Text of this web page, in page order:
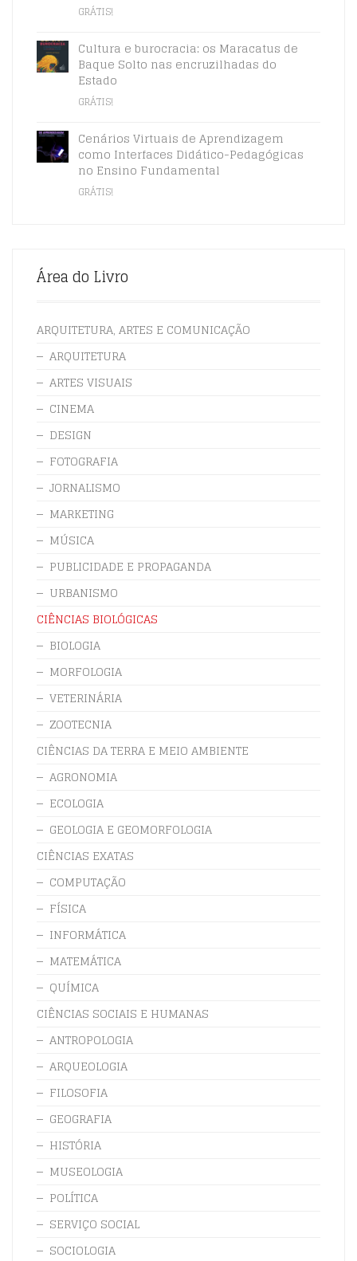
GRÁTIS!
Cultura e burocracia: os Maracatus de
Baque Solto nas encruzilhadas do
Estado
GRÁTIS!
Cenários Virtuais de Aprendizagem
como Interfaces Didático-Pedagógicas
no Ensino Fundamental
GRÁTIS!
Área do Livro
ARQUITETURA, ARTES E COMUNICAÇÃO
ARQUITETURA
ARTES VISUAIS
CINEMA
DESIGN
FOTOGRAFIA
JORNALISMO
MARKETING
MÚSICA
PUBLICIDADE E PROPAGANDA
URBANISMO
CIÊNCIAS BIOLÓGICAS
BIOLOGIA
MORFOLOGIA
VETERINÁRIA
ZOOTECNIA
CIÊNCIAS DA TERRA E MEIO AMBIENTE
AGRONOMIA
ECOLOGIA
GEOLOGIA E GEOMORFOLOGIA
CIÊNCIAS EXATAS
COMPUTAÇÃO
FÍSICA
INFORMÁTICA
MATEMÁTICA
QUÍMICA
CIÊNCIAS SOCIAIS E HUMANAS
ANTROPOLOGIA
ARQUEOLOGIA
FILOSOFIA
GEOGRAFIA
HISTÓRIA
MUSEOLOGIA
POLÍTICA
SERVIÇO SOCIAL
SOCIOLOGIA